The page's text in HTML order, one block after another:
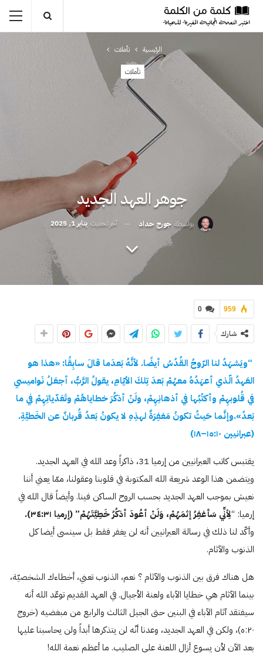
الرئيسية تأملات
تأملات
جوهر العهد الجديد
بواسطة جورج حداد آخر تحديث يناير 1, 2025
0 959
شارك
“ويَشهَدُ لنا الرّوحُ القُدُسُ أيضًا. لأنَّهُ بَعدَما قالَ سابِقًا: «هذا هو
العَهدُ الّذي أعهَدُهُ معهُمْ بَعدَ تِلكَ الأيّامِ، يقولُ الرَّبُّ، أجعَلُ نَواميسي
في قُلوبهِمْ وأكتُبُها في أذهانِهِمْ، ولَنْ أذكُرَ خطاياهُمْ وتَعَدّياتِهِمْ في ما
بَعدُ».وإنَّما حَيثُ تكونُ مَغفِرَةٌ لهذِهِ لا يكونُ بَعدُ قُربانٌ عن الخَطيَّةِ.
(عبرانيين ١٠:ە١–١٨)
يقتبس كاتب العبرانيين من إرميا 31، ذاكراً وعد الله في العهد الجديد.
ويتضمن هذا الوعد شريعة الله المكتوبة في قلوبنا وعقولنا، ممّا يعني أننا
نعيش بموجب العهد الجديد بحسب الروح الساكن فينا. وأيضاً قال الله في
إرميا: “لِأنِّي سَأغفِرُ إثمَهُمْ، وَلَنْ أعُودَ أذكُرُ خَطِيَّتَهُمْ” (إرميا ۳٤:٣١
).
وأكّد لنا ذلك في رسالة العبرانيين أنه لن يغفر فقط بل سينسى أيضا كل
الذنوب والآثام.
هل هناك فرق بين الذنوب والآثام ؟ نعم، الذنوب تعني، أخطاءك الشخصيّة،
بينما الآثام هي خطايا الآباء ولعنة الأجيال. في العهد القديم توعّد الله أنه
سيفتقد آثام الآباء في البنين حتى الجيل الثالث والرابع من مبغضيه (خروج
٢٠:ە)، ولكن في العهد الجديد، وعدنا أنّه لن يتذكرها أبداً ولن يحاسبنا عليها
بعد الآن لأن يسوع أزال اللعنة على الصليب. ما أعظم نعمة الله!